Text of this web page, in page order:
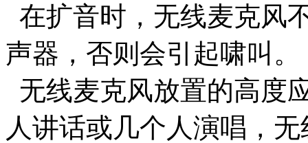
在扩音时，无线麦克风
声器，否则会引起啸叫。
无线麦克风放置的高度
人讲话或几个人演唱，